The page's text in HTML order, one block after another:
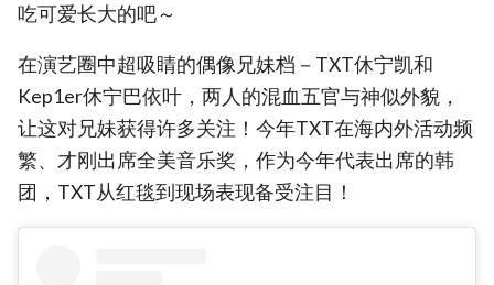
吃可爱长大的吧～
在演艺圈中超吸睛的偶像兄妹档－TXT休宁凯和
Kep1er休宁巴依叶，两人的混血五官与神似外貌，
让这对兄妹获得许多关注！今年TXT在海内外活动频
繁、才刚出席全美音乐奖，作为今年代表出席的韩
团，TXT从红毯到现场表现备受注目！